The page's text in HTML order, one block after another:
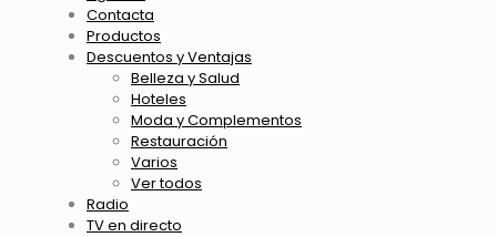
Contacta
Productos
Descuentos y Ventajas
Belleza y Salud
Hoteles
Moda y Complementos
Restauración
Varios
Ver todos
Radio
TV en directo